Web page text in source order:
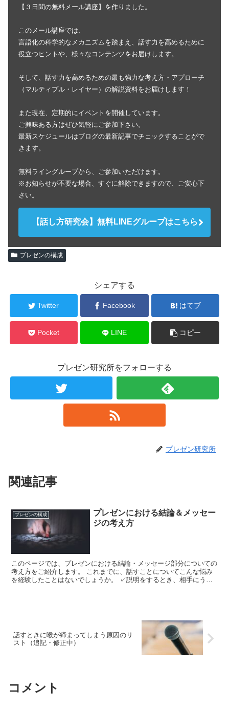
【３日間の無料メール講座】を作りました。
このメール講座では、
言語化の科学的なメカニズムを踏まえ、話す力を高めるために
役立つヒントや、様々なコンテンツをお届けします。
そして、話す力を高めるための最も強力な考え方・アプローチ
（マルティプル・レイヤー）の解説資料をお届けします！
また現在、定期的にイベントを開催しています。
ご興味ある方はぜひ気軽にご参加下さい。
最新スケジュールはブログの最新記事でチェックすることがで
きます。
無料ライングループから、ご参加いただけます。
※お知らせが不要な場合、すぐに解除できますので、ご安心下
さい。
【話し方研究会】無料LINEグループはこちら
プレゼンの構成
シェアする
Twitter Facebook はてブ
Pocket LINE コピー
プレゼン研究所をフォローする
プレゼン研究所
関連記事
プレゼンの構成
プレゼンにおける結論＆メッセー
ジの考え方
このページでは、プレゼンにおける結論・メッセージ部分についての
考え方をご紹介します。 これまでに、話すことについてこんな悩み
を経験したことはないでしょうか。 ✓説明をするとき、相手にうま
話すときに喉が締まってしまう原因のリ
スト（追記・修正中）
コメント